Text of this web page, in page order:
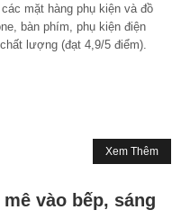
mặt hàng phụ kiện và đồ
bàn phím, phụ kiện điện
lượng (đạt 4,9/5 điểm).
Xem Thêm
vào bếp, sáng